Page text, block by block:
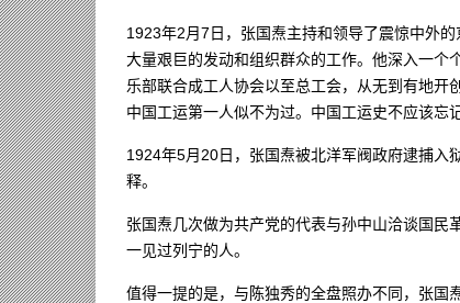
1923年2月7日，张国焘主持和领导了震惊中外
大量艰巨的发动和组织群众的工作。他深入一个
乐部联合成工人协会以至总工会，从无到有地
中国工运第一人似不为过。中国工运史不应该忘
1924年5月20日，张国焘被北洋军阀政府逮捕入
释。
张国焘几次做为共产党的代表与孙中山洽谈国民
一见过列宁的人。
值得一提的是，与陈独秀的全盘照办不同，张国